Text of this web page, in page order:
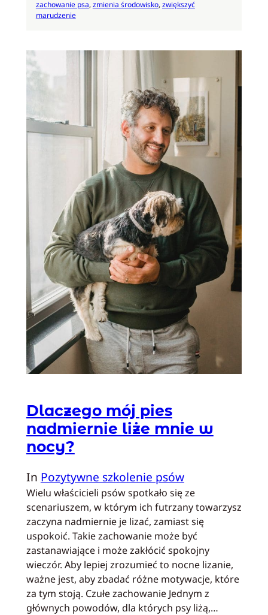
zachowanie psa, zmienia środowisko, zwiększyć
marudzenie
Dlaczego mój pies
nadmiernie liże mnie w
nocy?
In Pozytywne szkolenie psów
Wielu właścicieli psów spotkało się ze
scenariuszem, w którym ich futrzany towarzysz
zaczyna nadmiernie je lizać, zamiast się
uspokoić. Takie zachowanie może być
zastanawiające i może zakłócić spokojny
wieczór. Aby lepiej zrozumieć to nocne lizanie,
ważne jest, aby zbadać różne motywacje, które
za tym stoją. Czułe zachowanie Jednym z
głównych powodów, dla których psy liżą,…